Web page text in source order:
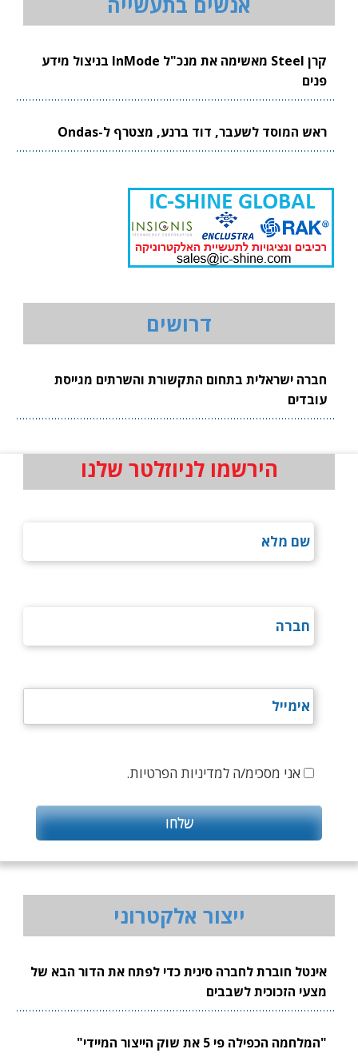
קרן Steel מאשימה את מנכ"ל InMode בניצול מידע
פנים
ראש המוסד לשעבר, דוד ברנע, מצטרף ל-Ondas
דרושים
חברה ישראלית בתחום התקשורת והשרתים מגייסת
עובדים
הירשמו לניוזלטר שלנו
אני מסכימ/ה למדיניות הפרטיות.
ייצור אלקטרוני
אינטל חוברת לחברה סינית כדי לפתח את הדור הבא של
מצעי הזכוכית לשבבים
"המלחמה הכפילה פי 5 את שוק הייצור המיידי"